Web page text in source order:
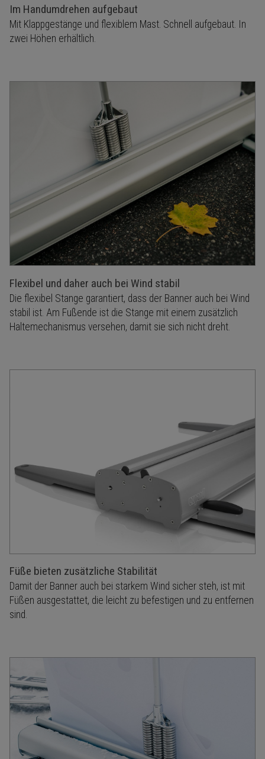
Im Handumdrehen aufgebaut
Mit Klappgestänge und flexiblem Mast. Schnell aufgebaut. In
zwei Höhen erhältlich.
Flexibel und daher auch bei Wind stabil
Die flexibel Stange garantiert, dass der Banner auch bei Wind
stabil ist. Am Fußende ist die Stange mit einem zusätzlich
Haltemechanismus versehen, damit sie sich nicht dreht.
Füße bieten zusätzliche Stabilität
Damit der Banner auch bei starkem Wind sicher steh, ist mit
Füßen ausgestattet, die leicht zu befestigen und zu entfernen
sind.